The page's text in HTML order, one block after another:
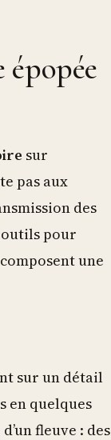
sur
pas aux
des
pour
une
sur un détail
en quelques
fleuve : des